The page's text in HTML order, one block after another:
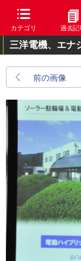
カテゴリ 過去記
三洋電機、エナ
前の画像